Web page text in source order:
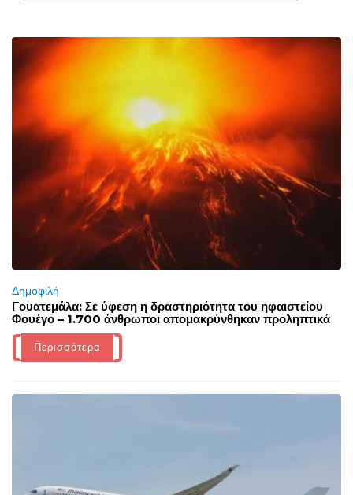
Δημοφιλή
Γουατεμάλα: Σε ύφεση η δραστηριότητα του ηφαιστείου
Φουέγο – 1.700 άνθρωποι απομακρύνθηκαν προληπτικά
Περισσότερα